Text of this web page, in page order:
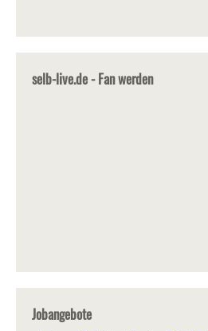
selb-live.de - Fan werden
Jobangebote